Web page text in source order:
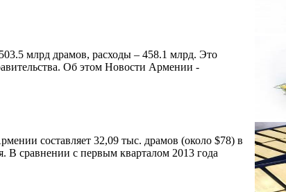
млрд драмов, расходы – 458.1 млрд. Это
Об этом Новости Армении -
составляет 32,09 тыс. драмов (около $78) в
В сравнении с первым кварталом 2013 года